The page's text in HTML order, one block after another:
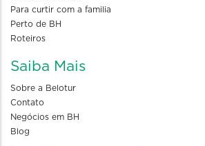
Para curtir com a familia
Perto de BH
Roteiros
Saiba Mais
Sobre a Belotur
Contato
Negócios em BH
Blog